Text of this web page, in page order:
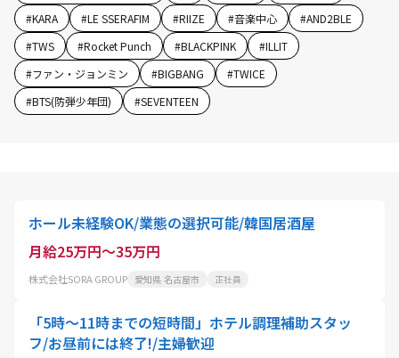
#KARA #LE SSERAFIM #RIIZE #音楽中心 #AND2BLE
#TWS #Rocket Punch #BLACKPINK #ILLIT
#ファン・ジョンミン #BIGBANG #TWICE
#BTS(防弾少年団) #SEVENTEEN
ホール未経験OK/業態の選択可能/韓国居酒屋
月給25万円～35万円
株式会社SORA GROUP 愛知県 名古屋市 正社員
「5時〜11時までの短時間」ホテル調理補助スタッ
フ/お昼前には終了!/主婦歓迎